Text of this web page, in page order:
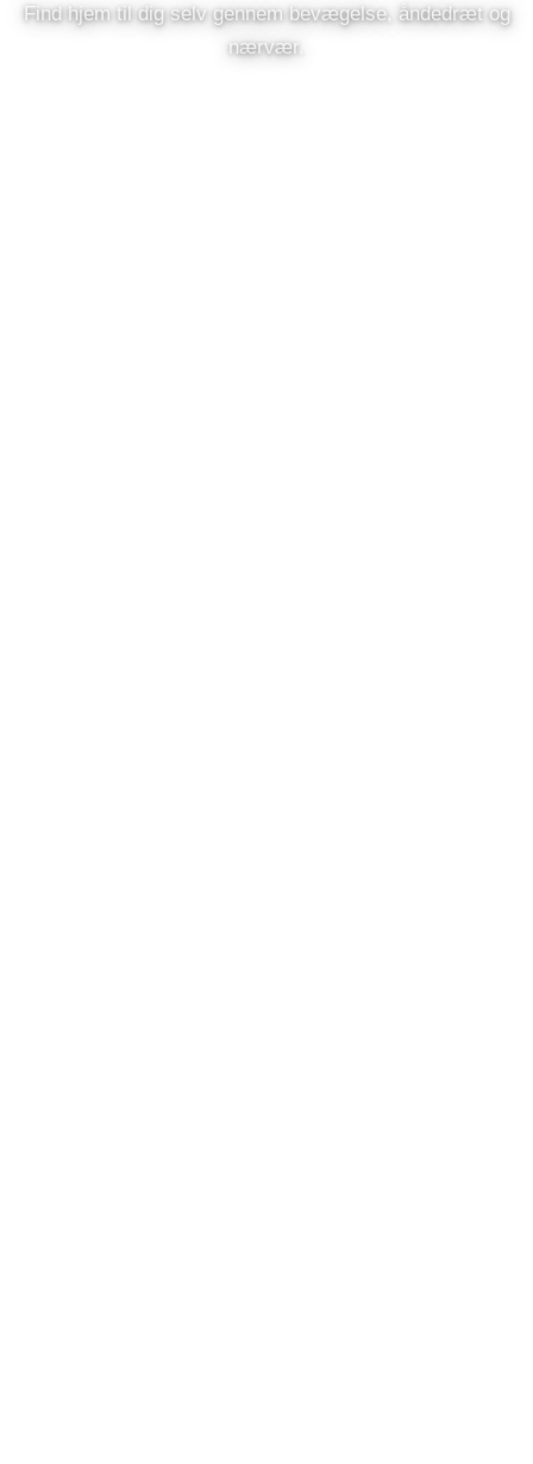
Find hjem til dig selv gennem bevægelse, åndedræt og
nærvær.